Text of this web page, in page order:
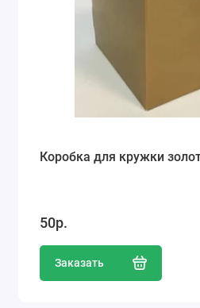
Коробка для кружки
50р.
Заказать